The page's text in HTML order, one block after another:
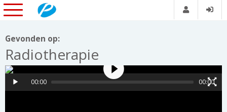
Gevonden op:
Radiotherapie
00:00 00:00